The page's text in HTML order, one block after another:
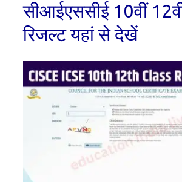
सीआईएससीई 10वीं
रिजल्ट यहां से देखें